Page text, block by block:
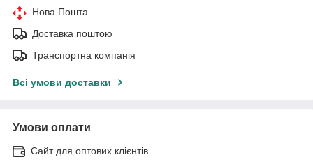
Нова Пошта
Доставка поштою
Транспортна компанія
Всі умови доставки
Умови оплати
Сайт для оптових клієнтів.